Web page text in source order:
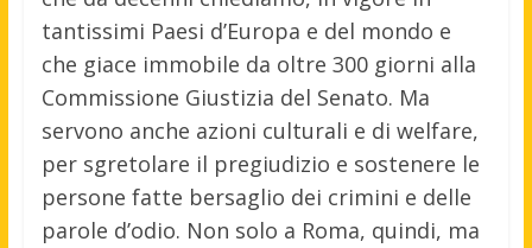
tantissimi Paesi d’Europa e del mondo e
che giace immobile da oltre 300 giorni alla
Commissione Giustizia del Senato. Ma
servono anche azioni culturali e di welfare,
per sgretolare il pregiudizio e sostenere le
persone fatte bersaglio dei crimini e delle
parole d’odio. Non solo a Roma, quindi, ma